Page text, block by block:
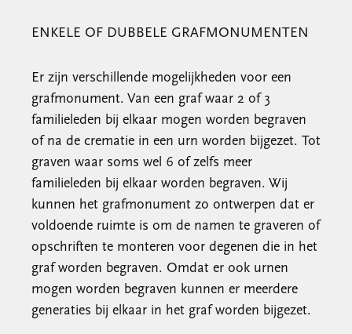
ENKELE OF DUBBELE GRAFMONUMENTEN
Er zijn verschillende mogelijkheden voor een
grafmonument. Van een graf waar 2 of 3
familieleden bij elkaar mogen worden begraven
of na de crematie in een urn worden bijgezet. Tot
graven waar soms wel 6 of zelfs meer
familieleden bij elkaar worden begraven. Wij
kunnen het grafmonument zo ontwerpen dat er
voldoende ruimte is om de namen te graveren of
opschriften te monteren voor degenen die in het
graf worden begraven. Omdat er ook urnen
mogen worden begraven kunnen er meerdere
generaties bij elkaar in het graf worden bijgezet.